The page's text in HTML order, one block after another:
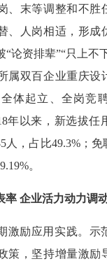
、末等调整和不胜
、人岗相适，形成
论资排辈”“只上不
属双百企业重庆设
体起立、全岗竞
年以来，新选拔任
人，占比49.3%；
。
率 企业活力动力调
激励应用实践。示
策，坚持增量激励